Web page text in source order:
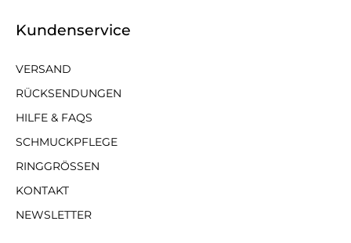
Kundenservice
VERSAND
RÜCKSENDUNGEN
HILFE & FAQS
SCHMUCKPFLEGE
RINGGRÖSSEN
KONTAKT
NEWSLETTER